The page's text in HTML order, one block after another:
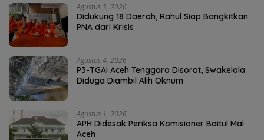
Agustus 3, 2026
Didukung 18 Daerah, Rahul Siap Bangkitkan
PNA dari Krisis
Agustus 4, 2026
P3-TGAI Aceh Tenggara Disorot, Swakelola
Diduga Diambil Alih Oknum
Agustus 1, 2026
APH Didesak Periksa Komisioner Baitul Mal
Aceh